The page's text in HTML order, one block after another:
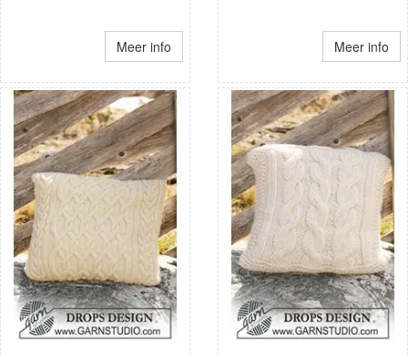
Meer info Meer info